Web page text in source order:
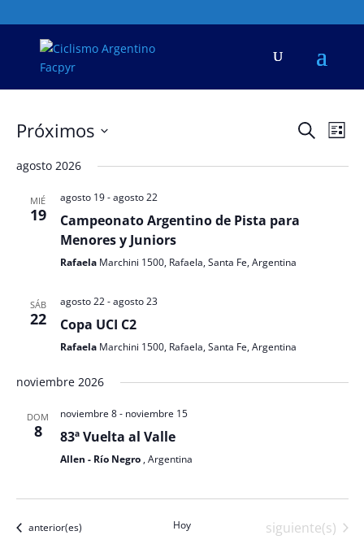
vistas
de
Buscar
de
Lista
Próximos
fecha.
agosto 2026
MIÉ
19
agosto 19-agosto 22
Campeonato Argentino de Pista para
Menores y Juniors
Rafaela Marchini 1500, Rafaela, Santa Fe, Argentina
SÁB
22
agosto 22-agosto 23
Copa UCI C2
Rafaela Marchini 1500, Rafaela, Santa Fe, Argentina
noviembre 2026
DOM
8
noviembre 8- noviembre 15
83ª Vuelta al Valle
Allen - Río Negro , Argentina
Eventos
anterior(es) Hoy Eventos
siguiente(s)